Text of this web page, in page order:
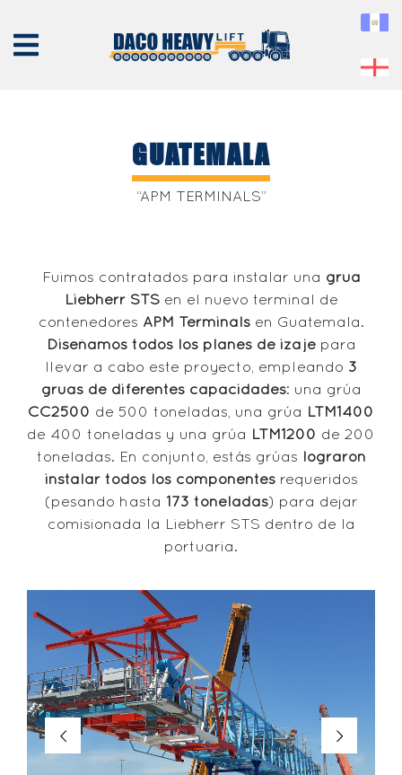
PROYECTOS
CONTÁCTENOS
GUATEMALA
“APM TERMINALS”
Fuimos contratados para instalar una grúa
Liebherr STSen el nuevo terminal de
contenedores APM Terminalsen Guatemala.
Diseñamos todos los planes de izajepara
llevar a cabo este proyecto, empleando 3
grúas de diferentes capacidades: una grúa
CC2500 de 500 toneladas, una grúa LTM1400
de 400 toneladas y una grúa LTM1200 de 200
toneladas. En conjunto, estás grúas lograron
instalar todos los componentesrequeridos
(pesando hasta 173 toneladas) para dejar
comisionada la Liebherr STS dentro de la
portuaria.